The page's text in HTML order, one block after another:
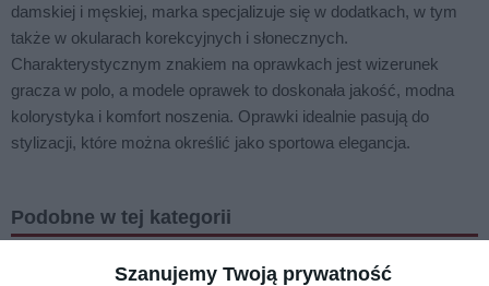
Szanujemy Twoją prywatność
damskiej i męskiej, marka specjalizuje się w dodatkach, w tym
także w okularach korekcyjnych i słonecznych.
Charakterystycznym znakiem na oprawkach jest wizerunek
gracza w polo, a modele oprawek to doskonała jakość, modna
kolorystyka i komfort noszenia. Oprawki idealnie pasują do
stylizacji, które można określić jako sportowa elegancja.
Podobne w tej kategorii